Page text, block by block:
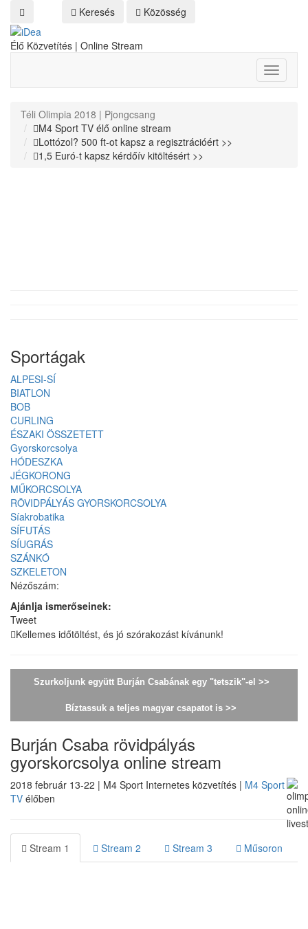
Keresés Közösség
Élő Közvetítés | Online Stream
Toggle
Téli Olimpia 2018 | Pjongcsang
M4 Sport TV élő online stream
Lottózol? 500 ft-ot kapsz a regisztrációért >>
1,5 Euró-t kapsz kérdőív kitöltésért >>
Sportágak
ALPESI-SÍ
BIATLON
BOB
CURLING
ÉSZAKI ÖSSZETETT
Gyorskorcsolya
HÓDESZKA
JÉGKORONG
MŰKORCSOLYA
RÖVIDPÁLYÁS GYORSKORCSOLYA
Síakrobatika
SÍFUTÁS
SÍUGRÁS
SZÁNKÓ
SZKELETON
Nézőszám:
Ajánlja ismerőseinek:
Tweet
Kellemes időtöltést, és jó szórakozást kívánunk!
Szurkoljunk együtt Burján Csabának egy "tetszik"-el >>
Bíztassuk a teljes magyar csapatot is >>
Burján Csaba rövidpályás
gyorskorcsolya online stream
2018 február 13-22 | M4 Sport Internetes közvetítés | M4 Sport
TV élőben
Stream 1 Stream 2 Stream 3 Műsoron